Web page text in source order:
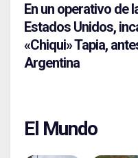
En un operativo de
Estados Unidos,
«Chiqui» Tapia,
Argentina
El Mundo